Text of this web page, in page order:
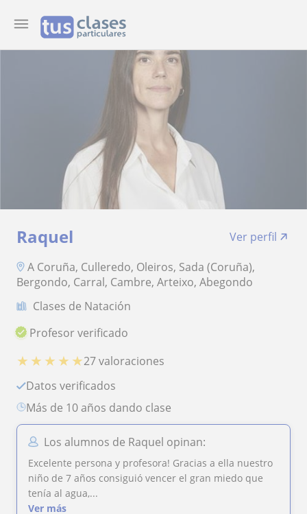
Raquel
Ver perfil
A Coruña, Culleredo, Oleiros, Sada (Coruña),
Bergondo, Carral, Cambre, Arteixo, Abegondo
Clases de Natación
Profesor verificado
★ ★ ★ ★ ★27 valoraciones
Datos verificados
más de 10 años dando clase
Los alumnos de Raquel opinan:
Excelente persona y profesora! Gracias a ella nuestro
niño de 7 años consiguió vencer el gran miedo que
tenía al agua,...
Ver más